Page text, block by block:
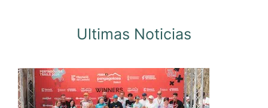
Ultimas Noticias